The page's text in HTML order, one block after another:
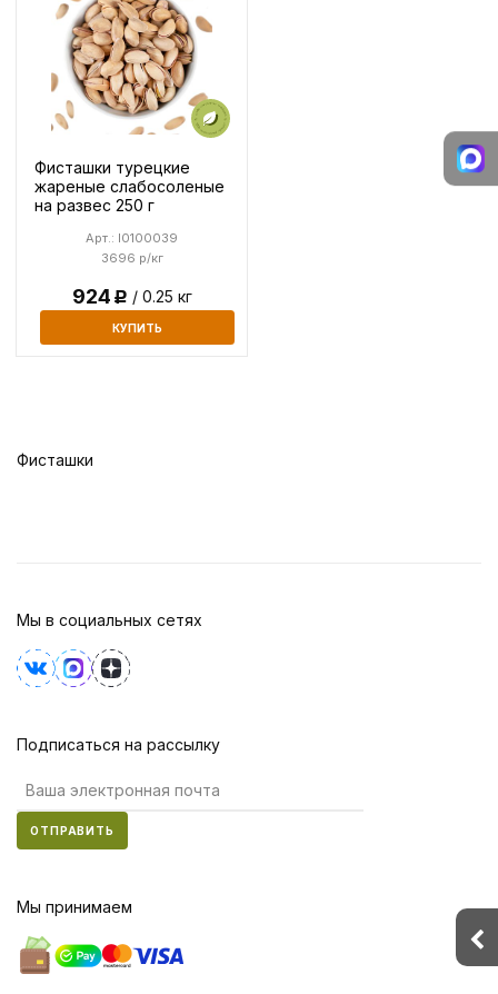
Фисташки турецкие
жареные слабосоленые
на развес 250 г
3696 р/кг
Арт.: I0100039
924Р / 0.25 кг
КУПИТЬ
Фисташки
Мы в социальных сетях
Подписаться на рассылку
ОТПРАВИТЬ
Мы принимаем